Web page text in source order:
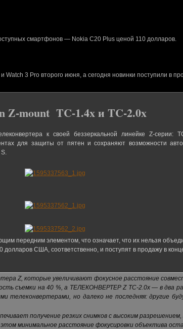
смартфонов — Nokia C20 Plus ценой 110 долларов.
3 Pro второго июня, а сегодня новинки поступили в
Z-mount TC-1.4x и TC-2.0x
к своей беззеркальной линейке Z-серии:
для защиты от пятен и сохраняют возможности
передним элементом, что означает, что их нельзя
США, соответственно, и поступят в продажу в
Z, которые увеличивают фокусное расстояние
съемки на 40 %, а ТЕЛЕКОНВЕРТЕР Z TC-2.0x — в два
телеконвертерами, но далеко не последняя: другие
получение резких снимков с высоким
минимальное расстояние фокусировки объектива